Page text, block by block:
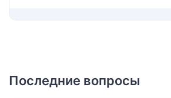
Последние вопросы